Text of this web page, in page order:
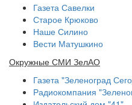
Газета Савелки
Старое Крюково
Наше Силино
Вести Матушкино
Окружные СМИ ЗелАО
Газета "Зеленоград
Радиокомпания